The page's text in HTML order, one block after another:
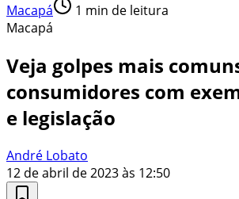
Macapá 1 min de leitura
Macapá
Veja golpes mais
consumidores com
e legislação
André Lobato
12 de abril de 2023 às 12:50